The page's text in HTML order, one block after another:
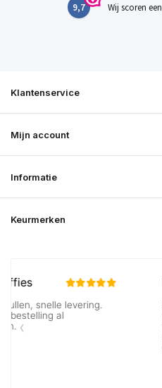
9,7 Wij scoren een
Klantenservice
Mijn account
Informatie
Keurmerken